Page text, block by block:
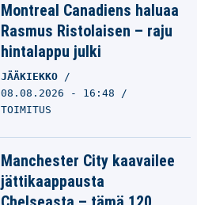
Montreal Canadiens haluaa
Rasmus Ristolaisen – raju
hintalappu julki
JÄÄKIEKKO
08.08.2026 - 16:48
TOIMITUS
Manchester City kaavailee
jättikaappausta